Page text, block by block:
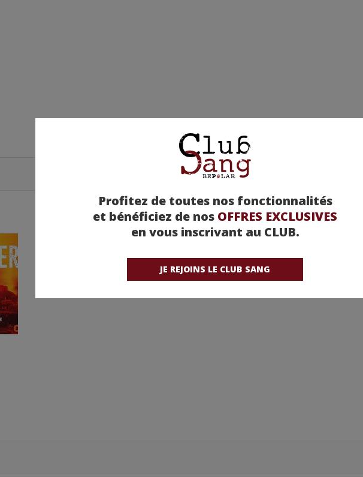
Profitez de toutes nos fonctionnalités
et bénéficiez de nos OFFRES EXCLUSIVES
en vous inscrivant au CLUB.
JE REJOINS LE CLUB SANG